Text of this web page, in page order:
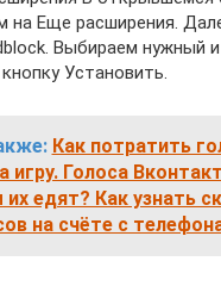
на Еще расширения.
Выбираем нужный
кнопку Установить.
Как потратить
игру. Голоса
их едят? Как узнать
на счёте с